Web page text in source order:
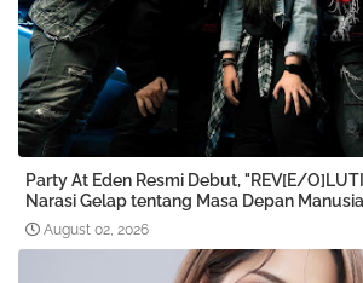
Party At Eden Resmi Debut, "REV[E/
Narasi Gelap tentang Masa Depan Manusia
August 02, 2026